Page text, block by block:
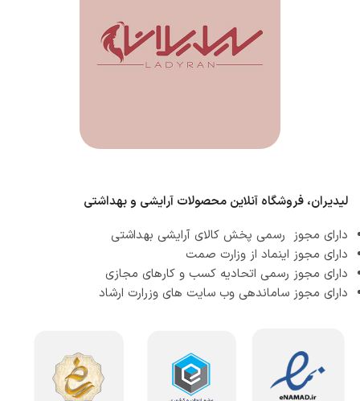
لیدیران، فروشگاه آنلاین محصولات آرایشی و بهداشتی
دارای مجوز رسمی پخش کالای آرایشی بهداشتی
دارای مجوز اینماد از وزارت صمت
دارای مجوز رسمی اتحادیه کسب و کارهای مجازی
دارای مجوز ساماندهی وب سایت های وزرارت ارشاد